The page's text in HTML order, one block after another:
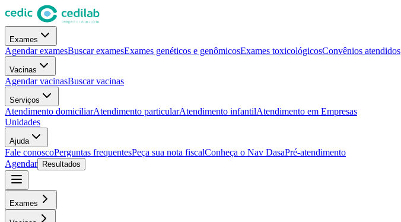
Exames
Agendar examesBuscar examesExames genéticos e genômicosExames toxicológicosConvênios atendidos
Vacinas
Agendar vacinasBuscar vacinas
Serviços
Atendimento domiciliarAtendimento particularAtendimento infantilAtendimento em Empresas
Unidades
Ajuda
Fale conoscoPerguntas frequentesPeça sua nota fiscalConheça o Nav DasaPré-atendimento
Agendar
Resultados
Exames